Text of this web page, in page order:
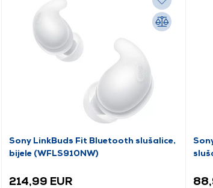
Sony LinkBuds Fit Bluetooth slušalice,
bijele (WFLS910NW)
214,99 EUR